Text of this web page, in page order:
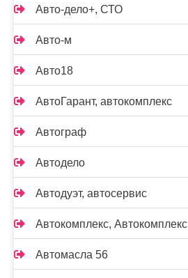
Авто-дело+, СТО
Авто-м
Авто18
АвтоГарант, автокомплекс
Автограф
Автодело
Автодуэт, автосервис
Автокомплекс, Автокомплекс
Автомасла 56